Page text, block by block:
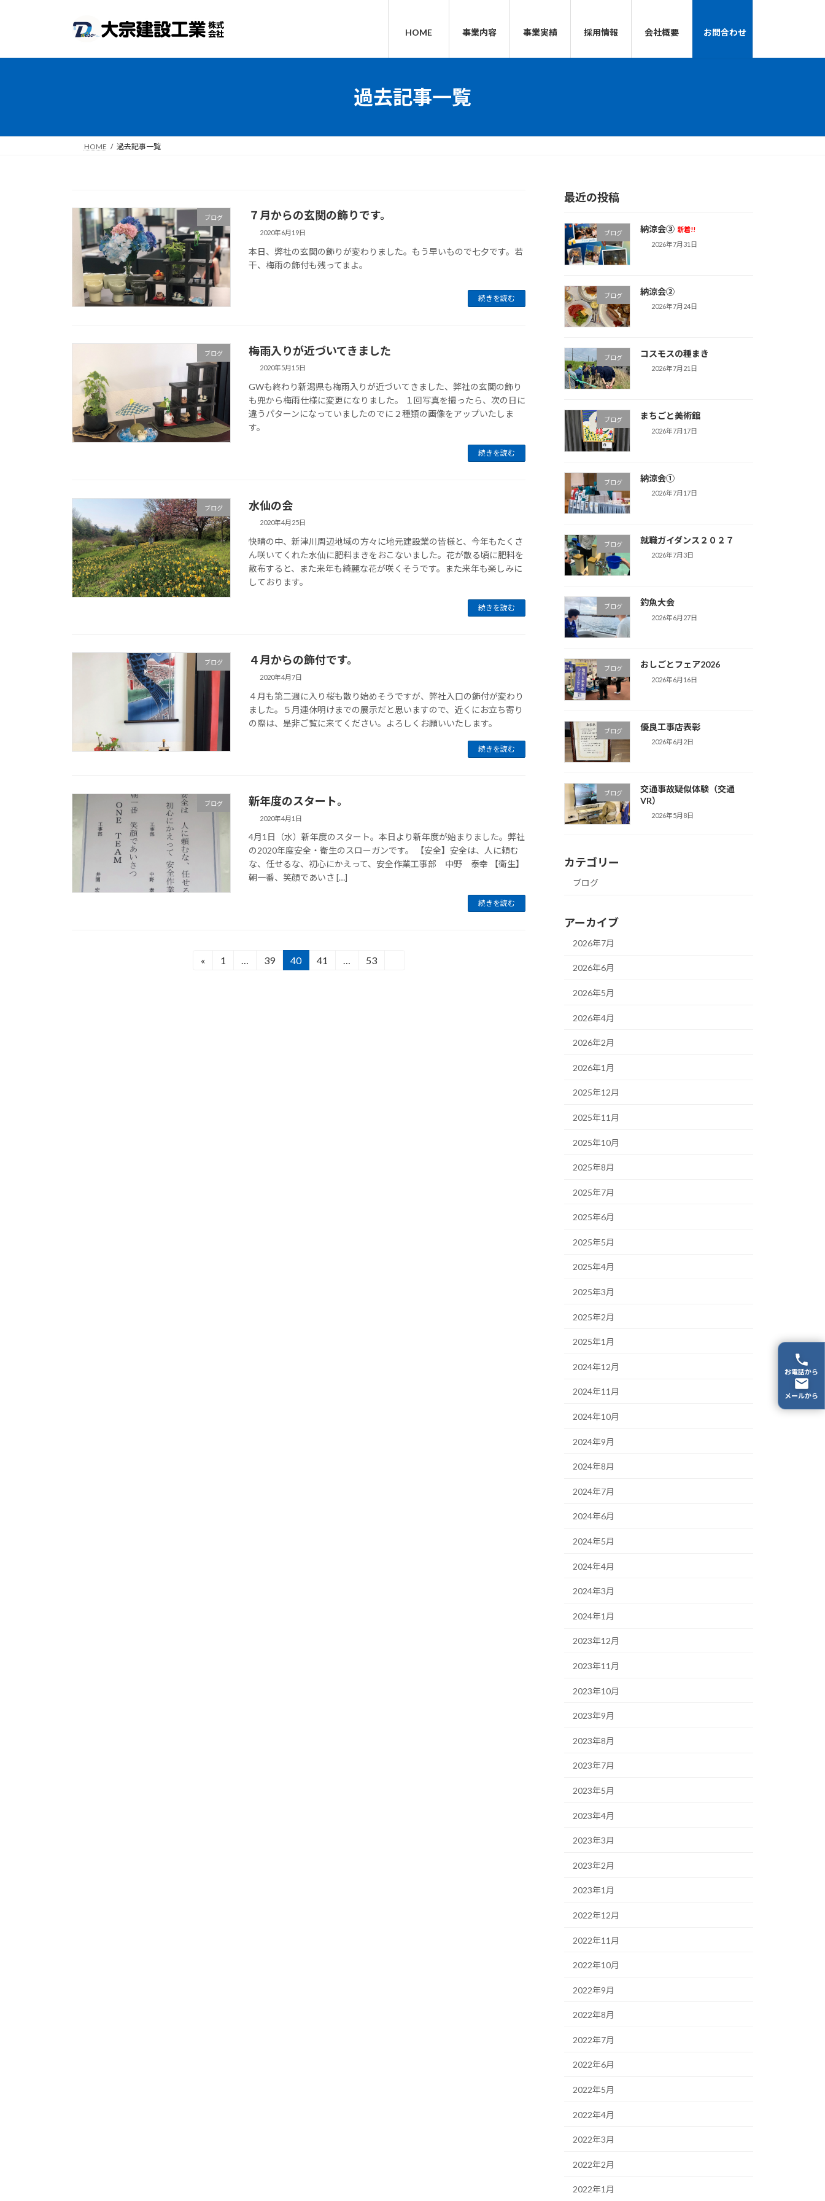
プ
動
HOME 事業内容 事業実績 採用情報 会社概要 お問合わせ
過去記事一覧
HOME 過去記事一覧
ブログ ７月からの玄関の飾りです。
2020年6月19日
本日、弊社の玄関の飾りが変わりました。もう早いもので七夕です。若
干、梅雨の飾付も残ってまよ。
続きを読む
ブログ 梅雨入りが近づいてきました
2020年5月15日
GWも終わり新潟県も梅雨入りが近づいてきました、弊社の玄関の飾り
も兜から梅雨仕様に変更になりました。 １回写真を撮ったら、次の日に
違うパターンになっていましたのでに２種類の画像をアップいたしま
す。
続きを読む
ブログ 水仙の会
2020年4月25日
快晴の中、新津川周辺地域の方々に地元建設業の皆様と、今年もたくさ
ん咲いてくれた水仙に肥料まきをおこないました。花が散る頃に肥料を
散布すると、また来年も綺麗な花が咲くそうです。また来年も楽しみに
しております。
続きを読む
ブログ ４月からの飾付です。
2020年4月7日
４月も第二週に入り桜も散り始めそうですが、弊社入口の飾付が変わり
ました。５月連休明けまでの展示だと思いますので、近くにお立ち寄り
の際は、是非ご覧に来てください。よろしくお願いいたします。
続きを読む
ブログ 新年度のスタート。
2020年4月1日
4月1日（水）新年度のスタート。本日より新年度が始まりました。弊社
の2020年度安全・衛生のスローガンです。 【安全】安全は、人に頼む
な、任せるな、初心にかえって、安全作業工事部 中野 泰幸 【衛生】
朝一番、笑顔であいさ […]
続きを読む
«
固
1 …
固
39
固
40
固
41 …
固
53
最近の投稿
ブログ 納涼会③ 新着!!
2026年7月31日
ブログ 納涼会②
2026年7月24日
ブログ コスモスの種まき
2026年7月21日
ブログ まちごと美術館
2026年7月17日
ブログ 納涼会①
2026年7月17日
ブログ 就職ガイダンス２０２７
2026年7月3日
ブログ 釣魚大会
2026年6月27日
ブログ おしごとフェア2026
2026年6月16日
ブログ 優良工事店表彰
2026年6月2日
ブログ
交通事故疑似体験（交通
VR）
2026年5月8日
カテゴリー
ブログ
アーカイブ
2026年7月
2026年6月
2026年5月
2026年4月
2026年2月
2026年1月
2025年12月
2025年11月
2025年10月
2025年8月
2025年7月
2025年6月
2025年5月
2025年4月
2025年3月
2025年2月
2025年1月
2024年12月
2024年11月
2024年10月
2024年9月
2024年8月
2024年7月
2024年6月
2024年5月
2024年4月
2024年3月
2024年1月
2023年12月
2023年11月
2023年10月
2023年9月
2023年8月
2023年7月
2023年5月
2023年4月
2023年3月
2023年2月
2023年1月
2022年12月
2022年11月
2022年10月
2022年9月
2022年8月
2022年7月
2022年6月
2022年5月
2022年4月
2022年3月
2022年2月
2022年1月
お電話から
メールから